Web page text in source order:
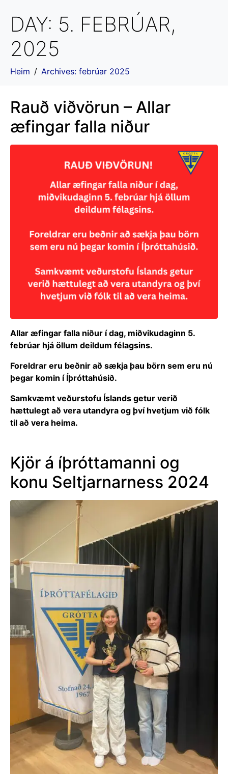
DAY: 5. FEBRÚAR,
2025
Heim Archives: febrúar 2025
Rauð viðvörun – Allar
æfingar falla niður
Allar æfingar falla niður í dag, miðvikudaginn 5.
febrúar hjá öllum deildum félagsins.
Foreldrar eru beðnir að sækja þau börn sem eru nú
þegar komin í Íþróttahúsið.
Samkvæmt veðurstofu Íslands getur verið
hættulegt að vera utandyra og því hvetjum við fólk
til að vera heima.
Kjör á íþróttamanni og
konu Seltjarnarness 2024